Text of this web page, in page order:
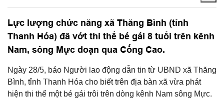
Lực lượng chức năng xã Thăng Bình (tỉnh
Thanh Hóa) đã vớt thi thể bé gái 8 tuổi trên kênh
Nam, sông Mực đoạn qua Cống Cao.
Ngày 28/5, báo Người lao động dẫn tin từ UBND xã Thăng
Bình, tỉnh Thanh Hóa cho biết trên địa bàn xã vừa phát
hiện thi thể một bé gái trôi trên dòng kênh Nam sông Mực.